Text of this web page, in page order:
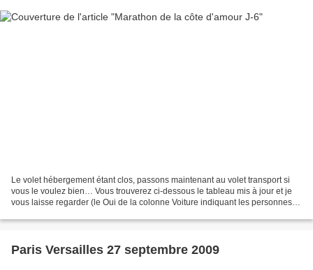
Le volet hébergement étant clos, passons maintenant au volet transport si
vous le voulez bien… Vous trouverez ci-dessous le tableau mis à jour et je
vous laisse regarder (le Oui de la colonne Voiture indiquant les personnes
Paris Versailles 27 septembre 2009